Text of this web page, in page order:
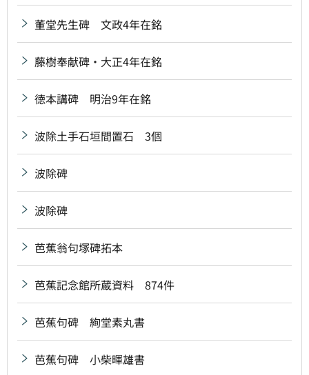
董堂先生碑 文政4年在銘
藤樹奉献碑・大正4年在銘
徳本講碑 明治9年在銘
波除土手石垣間置石 3個
波除碑
波除碑
芭蕉翁句塚碑拓本
芭蕉記念館所蔵資料 874件
芭蕉句碑 絢堂素丸書
芭蕉句碑 小柴暉雄書